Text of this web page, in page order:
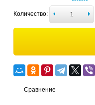
Количество:
Сравнение